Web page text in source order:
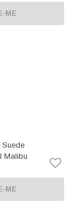
ME
Suede
Malibu
ME